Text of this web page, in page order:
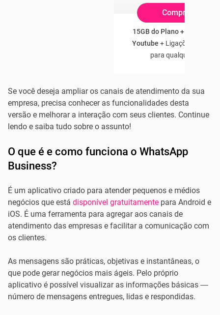
Compre Online
15GB do Plano + 3GB
Youtube + Ligações e SMS
para qualquer
Se você deseja ampliar os canais de atendimento da sua
empresa, precisa conhecer as funcionalidades desta
versão e melhorar a interação com seus clientes. Continue
lendo e saiba tudo sobre o assunto!
O que é e como funciona o WhatsApp
Business?
É um aplicativo criado para atender pequenos e médios
negócios que está disponível gratuitamente para Android e
iOS. É uma ferramenta para agregar aos canais de
atendimento das empresas e facilitar a comunicação com
os clientes.
As mensagens são práticas, objetivas e instantâneas, o
que pode gerar negócios mais ágeis. Pelo próprio
aplicativo é possível visualizar as informações básicas —
número de mensagens entregues, lidas e respondidas.